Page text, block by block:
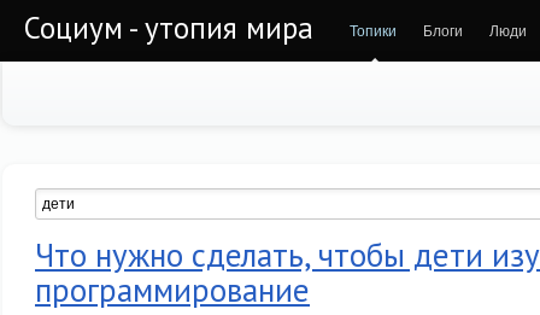
Социум - утопия мира Топики Блоги Люди
Что нужно сделать, чтобы дети
программирование